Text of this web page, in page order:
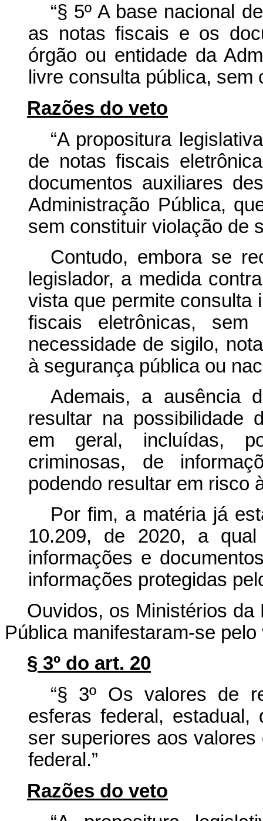
“§ 5º A base nacional
as notas fiscais e os
órgão ou entidade da
livre consulta pública,
Razões do veto
“A propositura
de notas fiscais
documentos auxiliares
Administração Pública,
sem constituir violação de
Contudo, embora se
legislador, a medida
vista que permite consulta
fiscais eletrônicas,
necessidade de sigilo,
à segurança pública ou
Ademais, a ausência
resultar na possibilidade
em geral, incluídas,
criminosas, de
podendo resultar em risco
Por fim, a matéria já
10.209, de 2020, a
informações e
informações protegidas
Ouvidos, os Ministérios
Pública manifestaram-se
§ 3º do art. 20
“§ 3º Os valores de
esferas federal, estadual,
ser superiores aos
federal.”
Razões do veto